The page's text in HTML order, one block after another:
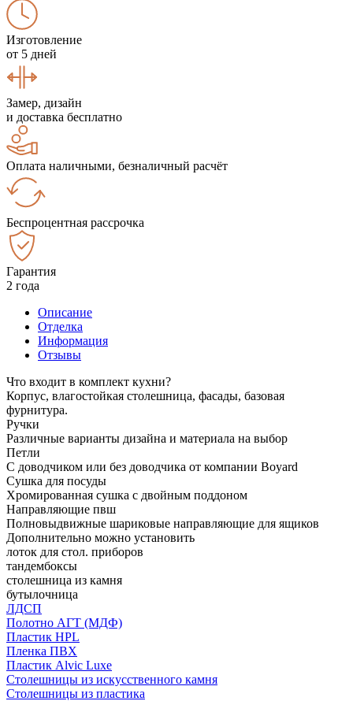
Изготовление
от 5 дней
Замер, дизайн
и доставка бесплатно
Оплата наличными, безналичный расчёт
Беспроцентная рассрочка
Гарантия
2 года
Описание
Отделка
Информация
Отзывы
Что входит в комплект кухни?
Корпус, влагостойкая столешница, фасады, базовая
фурнитура.
Ручки
Различные варианты дизайна и материала на выбор
Петли
С доводчиком или без доводчика от компании Boyard
Сушка для посуды
Хромированная сушка с двойным поддоном
Направляющие пвш
Полновыдвижные шариковые направляющие для ящиков
Дополнительно можно установить
лоток для стол. приборов
тандембоксы
столешница из камня
бутылочница
ЛДСП
Полотно АГТ (МДФ)
Пластик HPL
Пленка ПВХ
Пластик Alvic Luxe
Столешницы из искусственного камня
Столешницы из пластика